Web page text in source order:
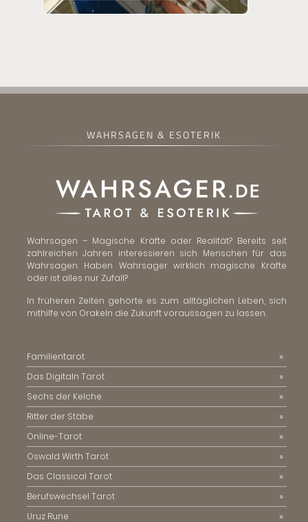
WAHRSAGEN & ESOTERIK
Wahrsagen – Magische Kräfte oder Realität? Bereits seit
zahlreichen Jahren interessieren sich Menschen für das
Wahrsagen. Haben Wahrsager wirklich magische Kräfte
oder ist alles nur Zufall?
In früheren Zeiten gehörte es zum alltäglichen Leben, sich
mithilfe von Orakeln die Zukunft voraussagen zu lassen.
Familientarot
Das Digitaln Tarot
Sechs der Kelche
Ritter der Stäbe
Online-Tarot
Oswald Wirth Tarot
Das Classical Tarot
Berufswechsel Tarot
Uruz Rune